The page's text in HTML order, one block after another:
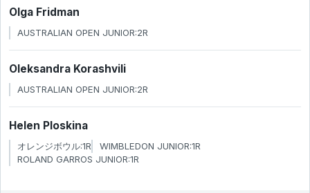
Olga Fridman
AUSTRALIAN OPEN JUNIOR:2R
Oleksandra Korashvili
AUSTRALIAN OPEN JUNIOR:2R
Helen Ploskina
オレンジボウル:1R
WIMBLEDON JUNIOR:1R
ROLAND GARROS JUNIOR:1R